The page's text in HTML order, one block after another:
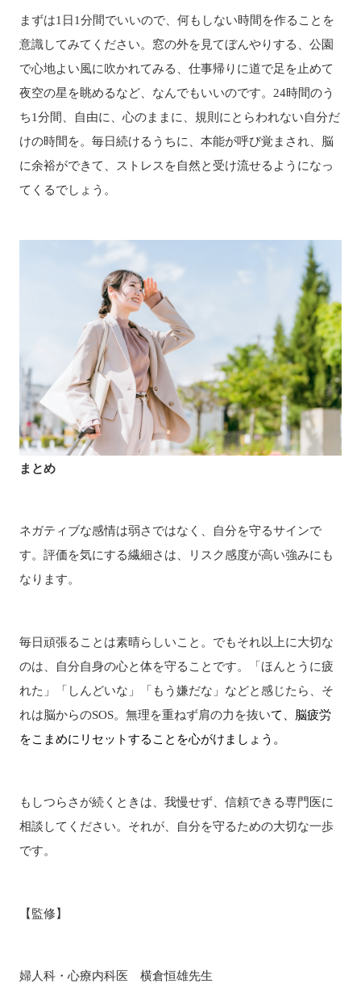
まずは1日1分間でいいので、何もしない時間を作ることを
意識してみてください。窓の外を見てぼんやりする、公園
で心地よい風に吹かれてみる、仕事帰りに道で足を止めて
夜空の星を眺めるなど、なんでもいいのです。24時間のう
ち1分間、自由に、心のままに、規則にとらわれない自分だ
けの時間を。毎日続けるうちに、本能が呼び覚まされ、脳
に余裕ができて、ストレスを自然と受け流せるようになっ
てくるでしょう。
まとめ
ネガティブな感情は弱さではなく、自分を守るサインで
す。評価を気にする繊細さは、リスク感度が高い強みにも
なります。
毎日頑張ることは素晴らしいこと。でもそれ以上に大切な
のは、自分自身の心と体を守ることです。「ほんとうに疲
れた」「しんどいな」「もう嫌だな」などと感じたら、そ
れは脳からのSOS。無理を重ねず肩の力を抜いて、脳疲労
をこまめにリセットすることを心がけましょう。
もしつらさが続くときは、我慢せず、信頼できる専門医に
相談してください。それが、自分を守るための大切な一歩
です。
【監修】
婦人科・心療内科医 横倉恒雄先生